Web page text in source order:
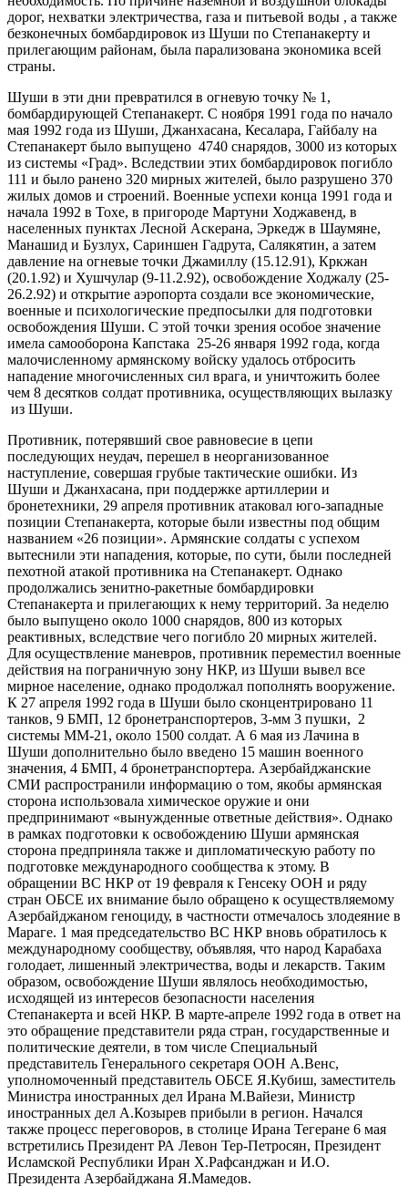
дорог, нехватки электричества, газа и питьевой воды , а также
безконечных бомбардировок из Шуши по Степанакерту и
прилегающим районам, была парализована экономика всей
страны.
Шуши в эти дни превратился в огневую точку № 1,
бомбардирующей Степанакерт. С ноября 1991 года по начало
мая 1992 года из Шуши, Джанхасана, Кесалара, Гайбалу на
Степанакерт было выпущено 4740 снарядов, 3000 из которых
из системы «Град». Вследствии этих бомбардировок погибло
111 и было ранено 320 мирных жителей, было разрушено 370
жилых домов и строений. Военные успехи конца 1991 года и
начала 1992 в Тохе, в пригороде Мартуни Ходжавенд, в
населенных пунктах Лесной Аскерана, Эркедж в Шаумяне,
Манашид и Бузлух, Сариншен Гадрута, Салякятин, а затем
давление на огневые точки Джамиллу (15.12.91), Кркжан
(20.1.92) и Хушчулар (9-11.2.92), освобождение Ходжалу (25-
26.2.92) и открытие аэропорта создали все экономические,
военные и психологические предпосылки для подготовки
освобождения Шуши. С этой точки зрения особое значение
имела самооборона Капстака 25-26 января 1992 года, когда
малочисленному армянскому войску удалось отбросить
нападение многочисленных сил врага, и уничтожить более
чем 8 десятков солдат противника, осуществляющих вылазку
из Шуши.
Противник, потерявший свое равновесие в цепи
последующих неудач, перешел в неорганизованное
наступление, совершая грубые тактические ошибки. Из
Шуши и Джанхасана, при поддержке артиллерии и
бронетехники, 29 апреля противник атаковал юго-западные
позиции Степанакерта, которые были известны под общим
названием «26 позиции». Армянские солдаты с успехом
вытеснили эти нападения, которые, по сути, были последней
пехотной атакой противника на Степанакерт. Однако
продолжались зенитно-ракетные бомбардировки
Степанакерта и прилегающих к нему территорий. За неделю
было выпущено около 1000 снарядов, 800 из которых
реактивных, вследствие чего погибло 20 мирных жителей.
Для осуществление маневров, противник переместил военные
действия на пограничную зону НКР, из Шуши вывел все
мирное население, однако продолжал пополнять вооружение.
К 27 апреля 1992 года в Шуши было сконцентрировано 11
танков, 9 БМП, 12 бронетранспортеров, 3-мм 3 пушки, 2
системы ММ-21, около 1500 солдат. А 6 мая из Лачина в
Шуши дополнительно было введено 15 машин военного
значения, 4 БМП, 4 бронетранспортера. Азербайджанские
СМИ распространили информацию о том, якобы армянская
сторона использовала химическое оружие и они
предпринимают «вынужденные ответные действия». Однако
в рамках подготовки к освобождению Шуши армянская
сторона предприняла также и дипломатическую работу по
подготовке международного сообщества к этому. В
обращении ВС НКР от 19 февраля к Генсеку ООН и ряду
стран ОБСЕ их внимание было обращено к осуществляемому
Азербайджаном геноциду, в частности отмечалось злодеяние в
Мараге. 1 мая председательство ВС НКР вновь обратилось к
международному сообществу, объявляя, что народ Карабаха
голодает, лишенный электричества, воды и лекарств. Таким
образом, освобождение Шуши являлось необходимостью,
исходящей из интересов безопасности населения
Степанакерта и всей НКР. В марте-апреле 1992 года в ответ на
это обращение представители ряда стран, государственные и
политические деятели, в том числе Специальный
представитель Генерального секретаря ООН А.Венс,
уполномоченный представитель ОБСЕ Я.Кубиш, заместитель
Министра иностранных дел Ирана М.Вайези, Министр
иностранных дел А.Козырев прибыли в регион. Начался
также процесс переговоров, в столице Ирана Тегеране 6 мая
встретились Президент РА Левон Тер-Петросян, Президент
Исламской Республики Иран Х.Рафсанджан и И.О.
Президента Азербайджана Я.Мамедов.